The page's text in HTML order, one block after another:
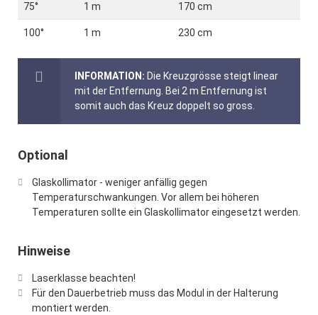
75° 1 m 170 cm
100° 1 m 230 cm
INFORMATION: Die Kreuzgrösse steigt linear
mit der Entfernung. Bei 2 m Entfernung ist
somit auch das Kreuz doppelt so gross.
Optional
Glaskollimator - weniger anfällig gegen
Temperaturschwankungen. Vor allem bei höheren
Temperaturen sollte ein Glaskollimator eingesetzt werden.
Hinweise
Laserklasse beachten!
Für den Dauerbetrieb muss das Modul in der Halterung
montiert werden.